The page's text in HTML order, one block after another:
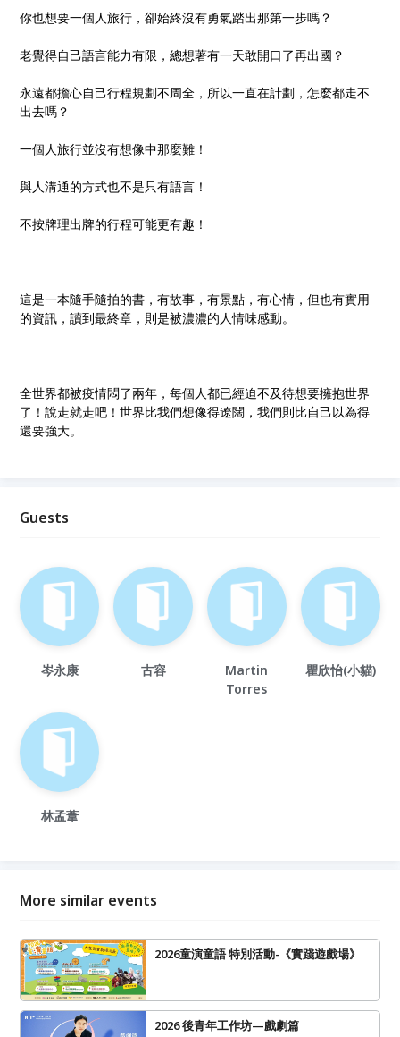
你也想要一個人旅行，卻始終沒有勇氣踏出那第一步嗎？
老覺得自己語言能力有限，總想著有一天敢開口了再出國？
永遠都擔心自己行程規劃不周全，所以一直在計劃，怎麼都走不
出去嗎？
一個人旅行並沒有想像中那麼難！
與人溝通的方式也不是只有語言！
不按牌理出牌的行程可能更有趣！
這是一本隨手隨拍的書，有故事，有景點，有心情，但也有實用
的資訊，讀到最終章，則是被濃濃的人情味感動。
全世界都被疫情悶了兩年，每個人都已經迫不及待想要擁抱世界
了！說走就走吧！世界比我們想像得遼闊，我們則比自己以為得
還要強大。
Guests
岑永康 古容
Martin
Torres
瞿欣怡(小貓)
林孟葦
More similar events
2026童演童語 特別活動-《實踐遊戲場》
2026 後青年工作坊—戲劇篇